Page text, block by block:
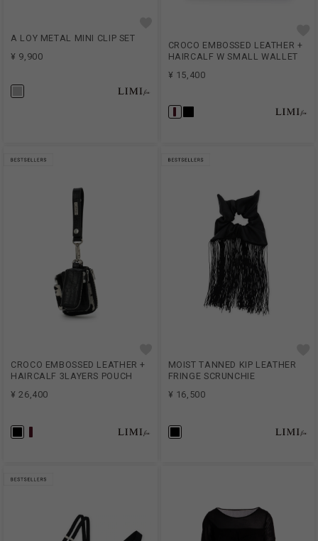
A LOY METAL MINI CLIP SET
¥ 9,900
CROCO EMBOSSED LEATHER +
HAIRCALF W SMALL WALLET
¥ 15,400
CROCO EMBOSSED LEATHER +
HAIRCALF 3LAYERS POUCH
¥ 26,400
MOIST TANNED KIP LEATHER
FRINGE SCRUNCHIE
¥ 16,500